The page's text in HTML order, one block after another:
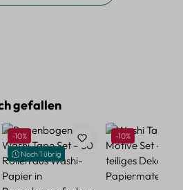
gefallen
Rabatt
-10%
Noch 1 übrig
Rabatt
-10%